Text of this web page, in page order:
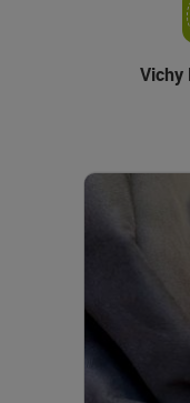
Vichy